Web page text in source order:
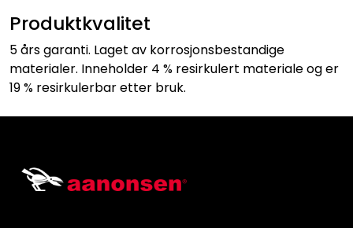
Produktkvalitet
5 års garanti. Laget av korrosjonsbestandige
materialer. Inneholder 4 % resirkulert materiale og er
19 % resirkulerbar etter bruk.